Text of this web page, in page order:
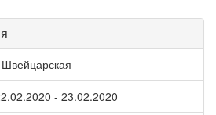
Швейцарская
- 23.02.2020